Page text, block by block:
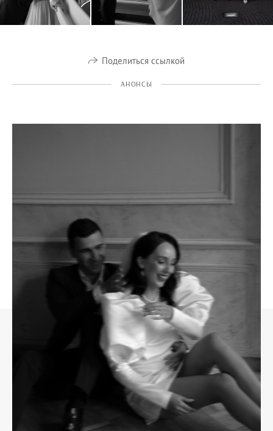
Поделиться ссылкой
АНОНСЫ